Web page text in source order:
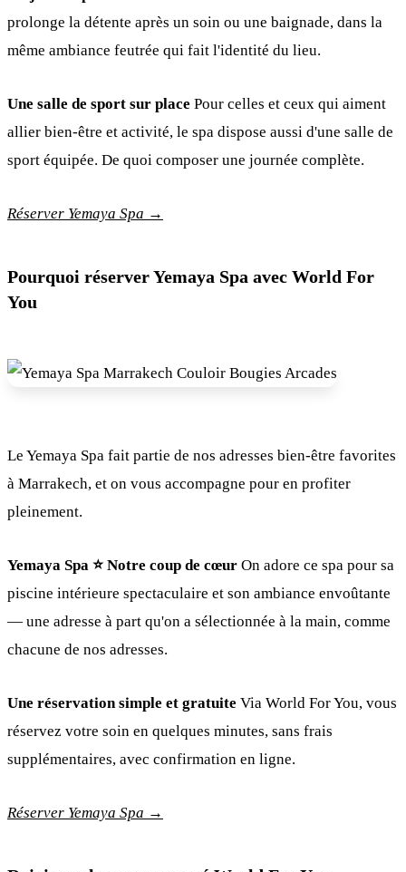
prolonge la détente après un soin ou une baignade, dans la
même ambiance feutrée qui fait l'identité du lieu.
Une salle de sport sur place Pour celles et ceux qui aiment
allier bien-être et activité, le spa dispose aussi d'une salle de
sport équipée. De quoi composer une journée complète.
Réserver Yemaya Spa →
Pourquoi réserver Yemaya Spa avec World For
You
Le Yemaya Spa fait partie de nos adresses bien-être favorites
à Marrakech, et on vous accompagne pour en profiter
pleinement.
Yemaya Spa ⭐ Notre coup de cœur On adore ce spa pour sa
piscine intérieure spectaculaire et son ambiance envoûtante
— une adresse à part qu'on a sélectionnée à la main, comme
chacune de nos adresses.
Une réservation simple et gratuite Via World For You, vous
réservez votre soin en quelques minutes, sans frais
supplémentaires, avec confirmation en ligne.
Réserver Yemaya Spa →